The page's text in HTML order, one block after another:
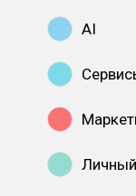
AI